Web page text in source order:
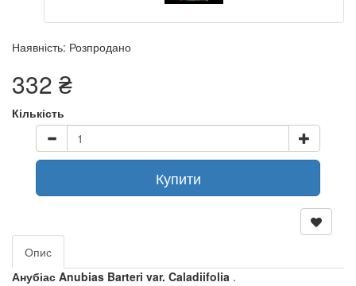
Наявність: Розпродано
332 ₴
Кількість
Купити
Опис
Анубіас Anubias Barteri var. Caladiifolia .